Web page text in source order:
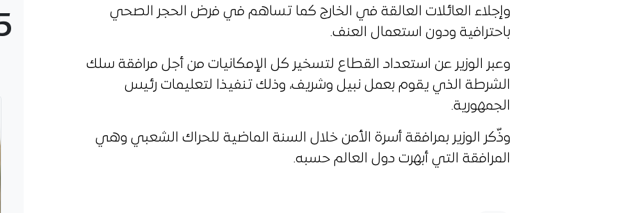
وإجلاء العائلات العالقة في الخارج كما تساهم في فرض الحجر الصحي
باحترافية ودون استعمال العنف.
وعبر الوزير عن استعداد القطاع لتسخير كل الإمكانيات من أجل مرافقة سلك
الشرطة الذي يقوم بعمل نبيل وشريف، وذلك تنفيذا لتعليمات رئيس
الجمهورية.
وذّكر الوزير بمرافقة أسرة الأمن خلال السنة الماضية للحراك الشعبي وهي
المرافقة التي أبهرت دول العالم حسبه.